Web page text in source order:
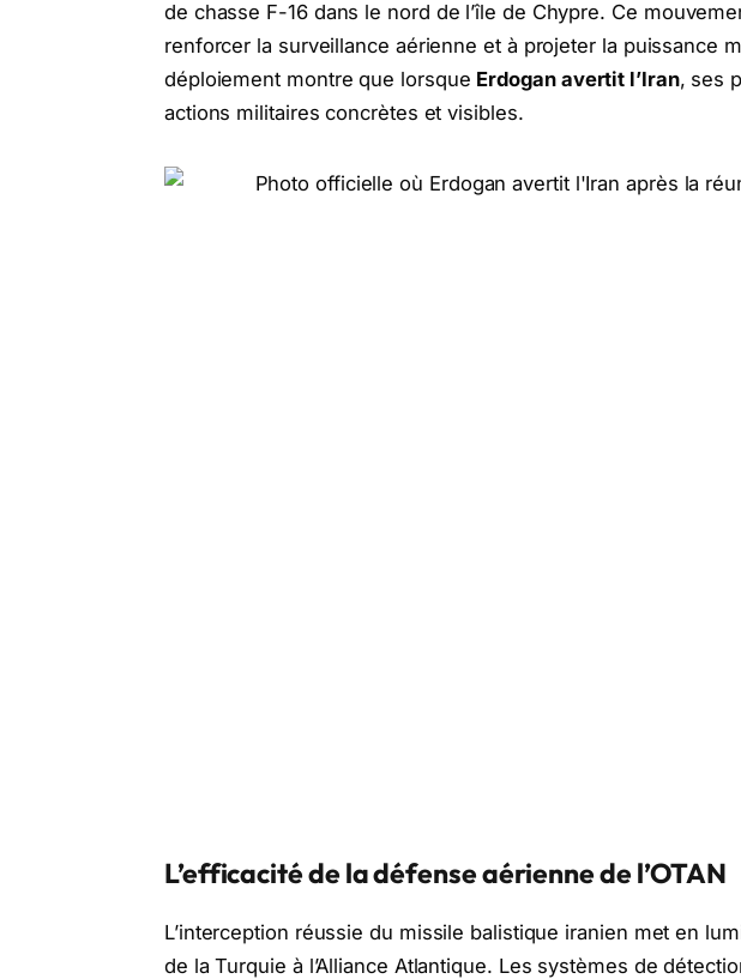
de chasse F-16 dans le nord de l’île de Chypre. Ce
renforcer la surveillance aérienne et à projeter la puissance
déploiement montre que lorsque Erdogan avertit l’Iran, ses
actions militaires concrètes et visibles.
L’efficacité de la défense aérienne de l’OTAN
L’interception réussie du missile balistique iranien met en
de la Turquie à l’Alliance Atlantique. Les systèmes de